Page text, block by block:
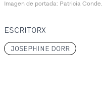
Imagen de portada: Patricia
ESCRITORX
JOSEPHINE DORR